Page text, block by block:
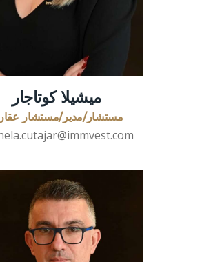
ميشيلا كوتاجار
مستشار/مدير/مستشار